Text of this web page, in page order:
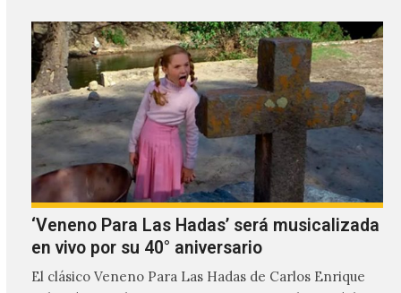
‘Veneno Para Las Hadas’ será musicalizada
en vivo por su 40° aniversario
El clásico Veneno Para Las Hadas de Carlos Enrique